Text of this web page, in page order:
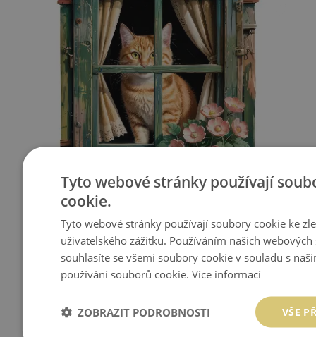
FOTOTAPETA OKNO 3D 45X60 KOTĚ V OKNĚ
Cena: 449 Kč KOUPIT
Tyto webové stránky používají
cookie.
Tyto webové stránky používají soubory cookie ke
uživatelského zážitku. Používáním našich webových
souhlasíte se všemi soubory cookie v souladu s
používání souborů cookie.Více informací
VŠE
ZOBRAZIT PODROBNOSTI